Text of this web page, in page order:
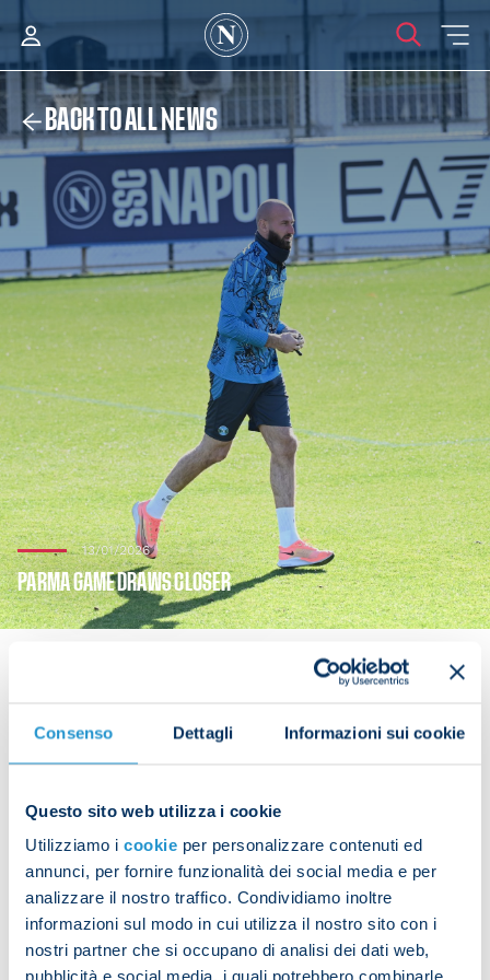
Consenso Dettagli Informazioni sui cookie
Questo sito web utilizza i cookie
Utilizziamo i cookie per personalizzare contenuti ed
annunci, per fornire funzionalità dei social media e per
analizzare il nostro traffico. Condividiamo inoltre
informazioni sul modo in cui utilizza il nostro sito con i
nostri partner che si occupano di analisi dei dati web,
pubblicità e social media, i quali potrebbero combinarle
BACK TO ALL NEWS
13/01/2026
PARMA GAME DRAWS CLOSER
One day to go until Napoli take on Parma. The
Azzurri were hard at work at the SSC Napoli
Maradona.
Antonio Conte’s players took part in a morning
session, which started with a warm-up, followed
by technical and tactical work.